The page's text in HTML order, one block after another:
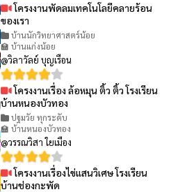
โครงงานพัดลมเทคโนโลยีคลายร้อน
ของเรา
บ้านนักวิทยาศาสตร์น้อย
🏫 บ้านแก่งน้อย
@วิลาวัลย์ บุญเรือน
โครงงานเรื่อง ล้อหมุน ติ้ว ติ้ว โรงเรียน
บ้านหนองบัวทอง
ปฐมวัย ทุกระดับ
🏫 บ้านหนองบัวทอง
@วรรณวิสา ใยเมือง
โครงงานเรื่องไข่แสนวิเศษ โรงเรียน
บ้านช่องกะพัด